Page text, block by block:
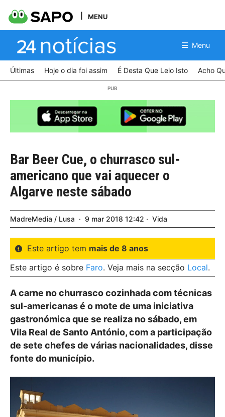
MENU
Menu
Últimas Hoje o dia foi assim É Desta Que Leio Isto Acho
Bar Beer Cue, o churrasco sul-
americano que vai aquecer o
Algarve neste sábado
MadreMedia / Lusa 9 mar 2018 12:42 Vida
Este artigo tem mais de 8 anos
Este artigo é sobre Faro. Veja mais na secção Local.
A carne no churrasco cozinhada com técnicas
sul-americanas é o mote de uma iniciativa
gastronómica que se realiza no sábado, em
Vila Real de Santo António, com a participação
de sete chefes de várias nacionalidades, disse
fonte do município.